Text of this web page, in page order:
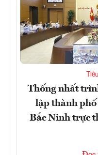
Thống nhất
lập thành
Bắc Ninh trực